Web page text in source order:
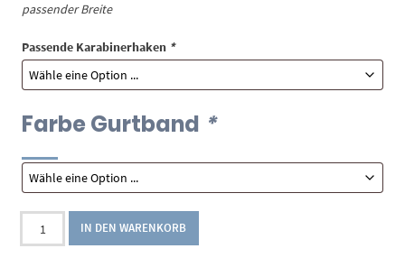
passender Breite
Passende Karabinerhaken *
Farbe Gurtband *
Material-
IN DEN WARENKORB